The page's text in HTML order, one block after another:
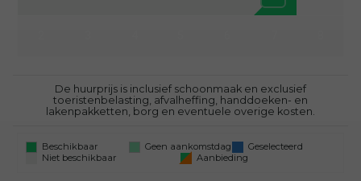
De huurprijs is inclusief schoonmaak en exclusief
toeristenbelasting, afvalheffing, handdoeken- en
lakenpakketten, borg en eventuele overige kosten.
Beschikbaar Geen aankomstdag
Geselecteerd
Niet beschikbaar
Aanbieding